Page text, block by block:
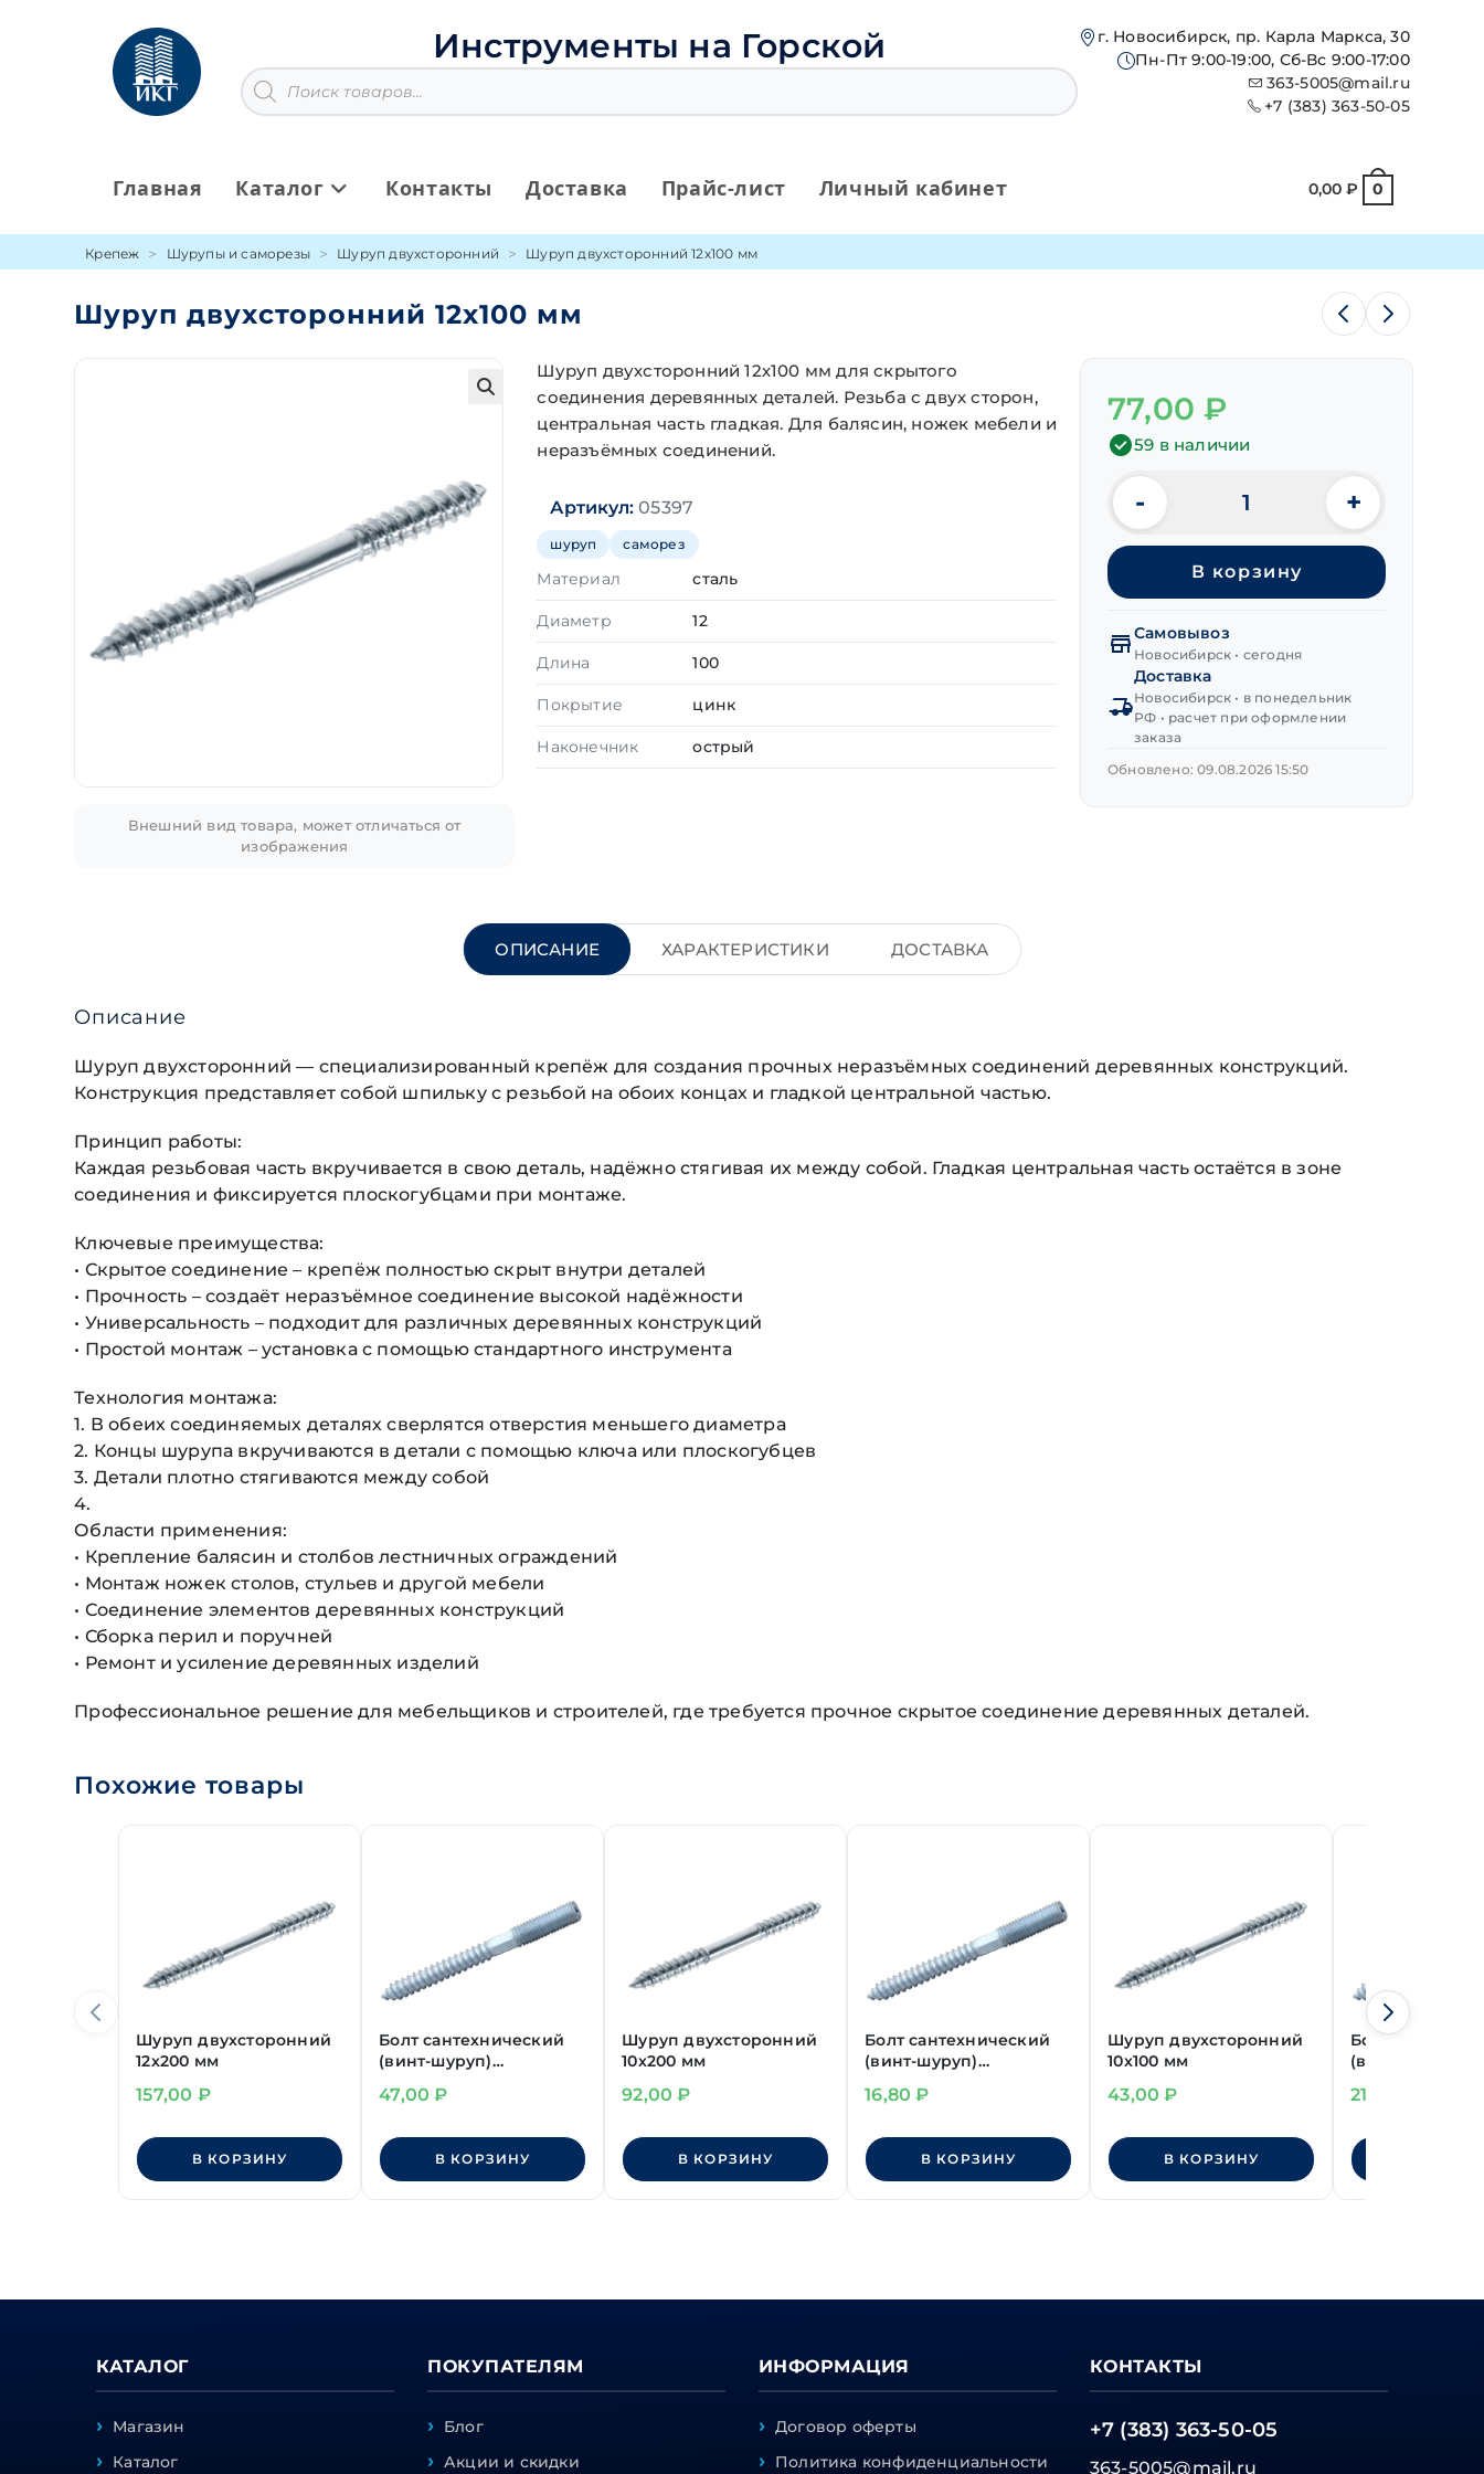
содержимому
Инструменты на Горской
Поиск
товаров
г. Новосибирск, пр. Карла Маркса, 30
Пн-Пт 9:00-19:00, Сб-Вс 9:00-17:00
363-5005@mail.ru
+7 (383) 363-50-05
Главная Каталог Контакты Доставка Прайс-лист Личный кабинет 0,00 ₽ 0
Крепеж Шурупы и саморезы Шуруп двухсторонний Шуруп двухсторонний 12х100 мм
Шуруп двухсторонний 12х100 мм
Внешний вид товара, может отличаться от
изображения
Шуруп двухсторонний 12х100 мм для скрытого
соединения деревянных деталей. Резьба с двух сторон,
центральная часть гладкая. Для балясин, ножек мебели и
неразъёмных соединений.
Артикул:05397
шуруп саморез
Материал сталь
Диаметр 12
Длина 100
Покрытие цинк
Наконечник острый
77,00₽
59 в наличии
Количество
товара
Шуруп
двухсторонний
12х100 мм
- +
В корзину
Самовывоз
Новосибирск • сегодня
Доставка
Новосибирск • в понедельник
РФ • расчет при оформлении
заказа
Обновлено: 09.08.2026 15:50
ОПИСАНИЕ ХАРАКТЕРИСТИКИ ДОСТАВКА
Описание
Шуруп двухсторонний — специализированный крепёж для создания прочных неразъёмных соединений деревянных конструкций.
Конструкция представляет собой шпильку с резьбой на обоих концах и гладкой центральной частью.
Принцип работы:
Каждая резьбовая часть вкручивается в свою деталь, надёжно стягивая их между собой. Гладкая центральная часть остаётся в зоне
соединения и фиксируется плоскогубцами при монтаже.
Ключевые преимущества:
• Скрытое соединение – крепёж полностью скрыт внутри деталей
• Прочность – создаёт неразъёмное соединение высокой надёжности
• Универсальность – подходит для различных деревянных конструкций
• Простой монтаж – установка с помощью стандартного инструмента
Технология монтажа:
1. В обеих соединяемых деталях сверлятся отверстия меньшего диаметра
2. Концы шурупа вкручиваются в детали с помощью ключа или плоскогубцев
3. Детали плотно стягиваются между собой
4.
Области применения:
• Крепление балясин и столбов лестничных ограждений
• Монтаж ножек столов, стульев и другой мебели
• Соединение элементов деревянных конструкций
• Сборка перил и поручней
• Ремонт и усиление деревянных изделий
Профессиональное решение для мебельщиков и строителей, где требуется прочное скрытое соединение деревянных деталей.
Похожие товары
Шуруп двухсторонний
12х200 мм
157,00 ₽
В КОРЗИНУ
Болт сантехнический
(винт-шуруп)
TORX
47,00₽
В КОРЗИНУ
Шуруп двухсторонний
10х200 мм
92,00₽
В КОРЗИНУ
Болт сантехнический
(винт-шуруп)
16,80₽
В КОРЗИНУ
Шуруп двухсторонний
10х100 мм
43,00₽
В КОРЗИНУ
Болт
(винт-шуруп)
21,00
КАТАЛОГ
Магазин
Каталог
ПОКУПАТЕЛЯМ
Блог
Акции и скидки
ИНФОРМАЦИЯ
Договор оферты
Политика конфиденциальности
КОНТАКТЫ
+7 (383) 363-50-05
363-5005@mail.ru